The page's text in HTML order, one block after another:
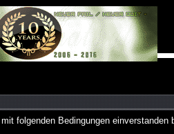
folgenden Bedingungen einverstanden